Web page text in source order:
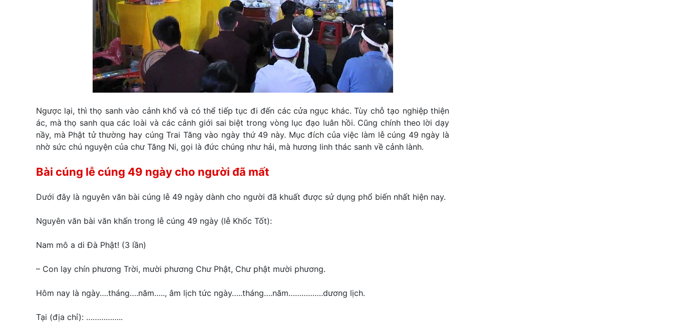
Ngược lại, thì thọ sanh vào cảnh khổ và có thể tiếp tục đi đến các cửa ngục khác. Tùy chỗ tạo nghiệp thiện
ác, mà thọ sanh qua các loài và các cảnh giới sai biệt trong vòng lục đạo luân hồi. Cũng chính theo lời dạy
nầy, mà Phật tử thường hay cúng Trai Tăng vào ngày thứ 49 này. Mục đích của việc làm lễ cúng 49 ngày là
nhờ sức chú nguyện của chư Tăng Ni, gọi là đức chúng như hải, mà hương linh thác sanh về cảnh lành.
Bài cúng lễ cúng 49 ngày cho người đã mất
Dưới đây là nguyên văn bài cúng lễ 49 ngày dành cho người đã khuất được sử dụng phổ biến nhất hiện nay.
Nguyên văn bài văn khấn trong lễ cúng 49 ngày (lễ Khốc Tốt):
Nam mô a di Đà Phật! (3 lần)
– Con lạy chín phương Trời, mười phương Chư Phật, Chư phật mười phương.
Hôm nay là ngày….tháng….năm….., âm lịch tức ngày…..tháng….năm…………….dương lịch.
Tại (địa chỉ): ……………..